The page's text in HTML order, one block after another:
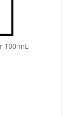
100 mL